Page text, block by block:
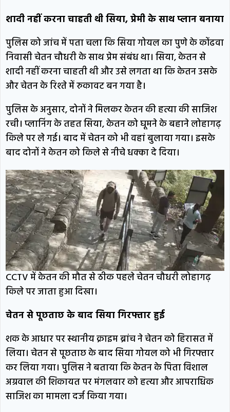
शादी नहीं करना चाहती थी सिया, प्रेमी के साथ प्लान बनाया
पुलिस को जांच में पता चला कि सिया गोयल का पुणे के कोंढवा
निवासी चेतन चौधरी के साथ प्रेम संबंध था। सिया, केतन से
शादी नहीं करना चाहती थी और उसे लगता था कि केतन उसके
और चेतन के रिश्ते में रुकावट बन गया है।
पुलिस के अनुसार, दोनों ने मिलकर केतन की हत्या की साजिश
रची। प्लानिंग के तहत सिया, केतन को घूमने के बहाने लोहागढ़
किले पर ले गई। बाद में चेतन को भी वहां बुलाया गया। इसके
बाद दोनों ने केतन को किले से नीचे धक्का दे दिया।
CCTV में केतन की मौत से ठीक पहले चेतन चौधरी लोहागढ़
किले पर जाता हुआ दिखा।
चेतन से पूछताछ के बाद सिया गिरफ्तार हुई
शक के आधार पर स्थानीय क्राइम ब्रांच ने चेतन को हिरासत में
लिया। चेतन से पूछताछ के बाद सिया गोयल को भी गिरफ्तार
कर लिया गया। पुलिस ने बताया कि केतन के पिता विशाल
अग्रवाल की शिकायत पर मंगलवार को हत्या और आपराधिक
साजिश का मामला दर्ज किया गया।